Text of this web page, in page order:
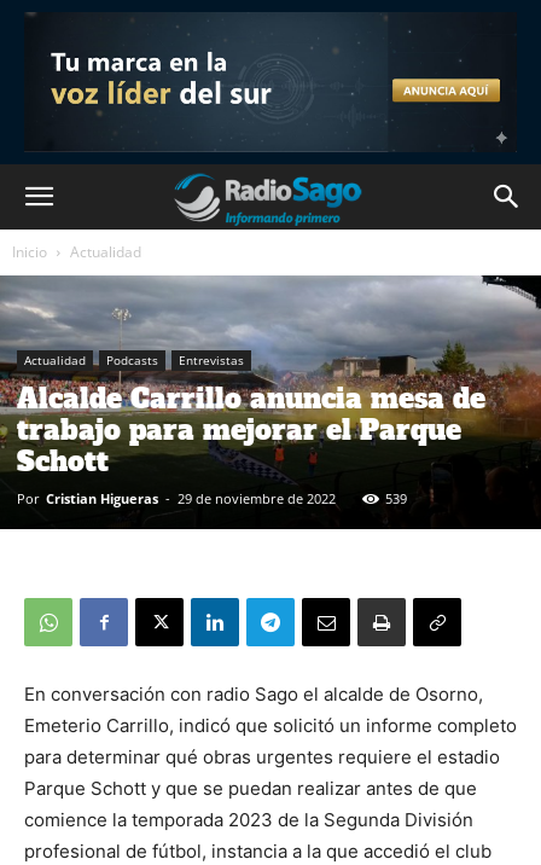
Inicio Actualidad
Actualidad Podcasts Entrevistas
Alcalde Carrillo anuncia mesa de
trabajo para mejorar el Parque
Schott
Por Cristian Higueras - 29 de noviembre de 2022 539
En conversación con radio Sago el alcalde de Osorno,
Emeterio Carrillo, indicó que solicitó un informe completo
para determinar qué obras urgentes requiere el estadio
Parque Schott y que se puedan realizar antes de que
comience la temporada 2023 de la Segunda División
profesional de fútbol, instancia a la que accedió el club